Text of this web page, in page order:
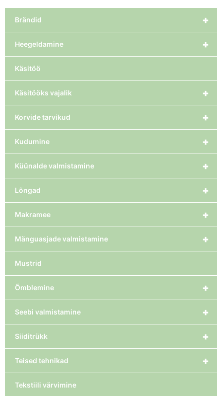
+
Brändid
+
Heegeldamine
Käsitöö
+
Käsitööks vajalik
+
Korvide tarvikud
+
Kudumine
+
Küünalde valmistamine
+
Lõngad
+
Makramee
+
Mänguasjade valmistamine
Mustrid
+
Õmblemine
+
Seebi valmistamine
+
Siiditrükk
+
Teised tehnikad
Tekstiili värvimine